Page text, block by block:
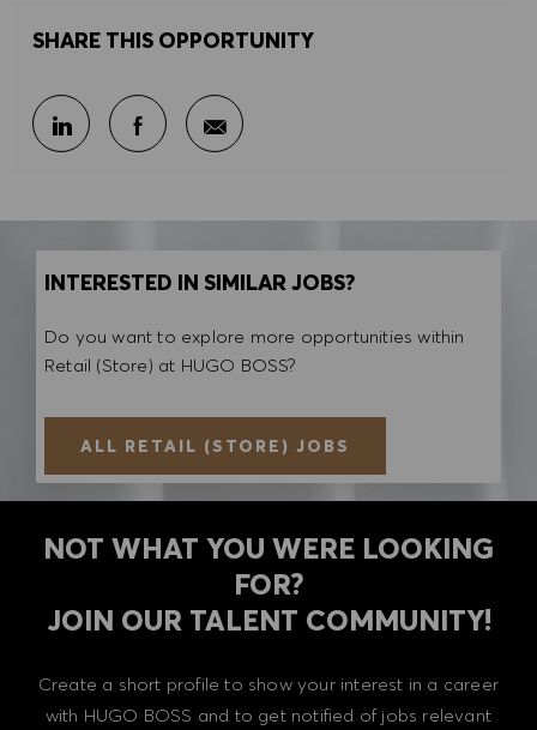
SHARE THIS OPPORTUNITY
Share via LinkedIn
Share via Facebook
Share via email
INTERESTED IN SIMILAR JOBS?
Do you want to explore more opportunities within
Retail (Store) at HUGO BOSS?
ALL RETAIL (STORE) JOBS
NOT WHAT YOU WERE LOOKING
FOR?
​​​​​​​JOIN OUR TALENT COMMUNITY!
Create a short profile to show your interest in a career
with HUGO BOSS and to get notified of jobs relevant